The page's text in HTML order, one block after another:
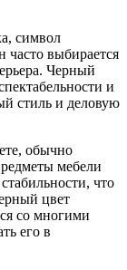
символ
часто выбирается
Черный
и
стиль и деловую
обычно
мебели
что
цвет
со многими
его в